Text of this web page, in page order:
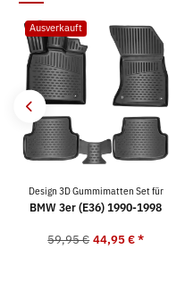
Ausverkauft
Design 3D Gummimatten Set für
BMW 3er (E36) 1990-1998
59,95 € 44,95 €*